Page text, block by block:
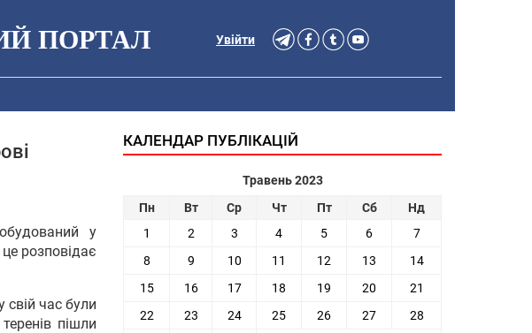
ПОРТАЛ Увійти
у
розповідає
свій час були
пішли
КАЛЕНДАР ПУБЛІКАЦІЙ
Травень 2023
Пн
Вт Ср Чт Пт Сб
Нд
1
2 3 4 5 6
7
8
9 10 11 12 13
14
15
16 17 18 19 20
21
22
23 24 25 26 27
28